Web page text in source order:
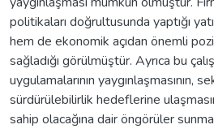
politikaları doğrultusunda yaptığı
hem de ekonomik açıdan önemli
sağladığı görülmüştür. Ayrıca bu
uygulamalarının yaygınlaşmasının,
sürdürülebilirlik hedeflerine
sahip olacağına dair öngörüler